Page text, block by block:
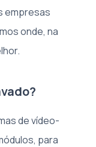
empresas
onde, na
de vídeo-
para